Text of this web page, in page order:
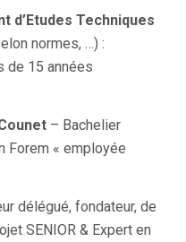
d’Etudes Techniques
normes, …) :
de 15 années
– Bachelier
Forem « employée
délégué, fondateur, de
SENIOR & Expert en